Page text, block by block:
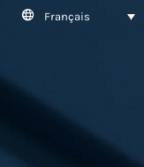
Français